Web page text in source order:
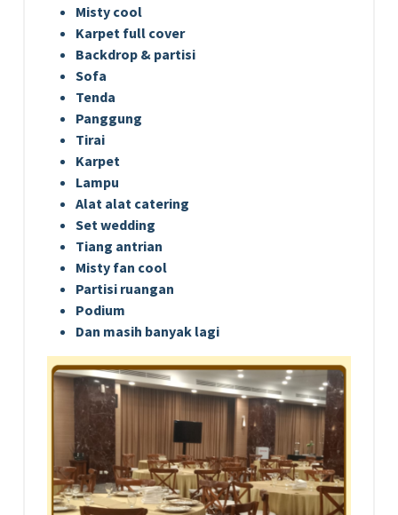
Misty cool
Karpet full cover
Backdrop & partisi
Sofa
Tenda
Panggung
Tirai
Karpet
Lampu
Alat alat catering
Set wedding
Tiang antrian
Misty fan cool
Partisi ruangan
Podium
Dan masih banyak lagi